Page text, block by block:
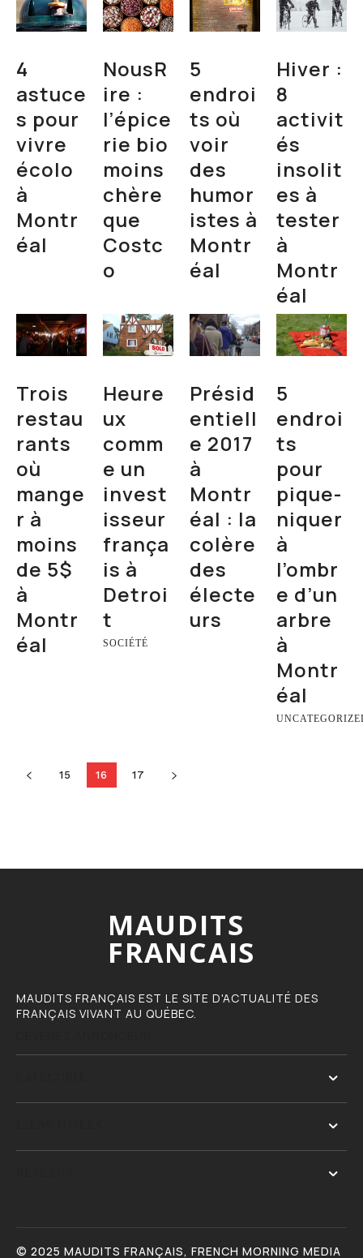
4
astuce
s pour
vivre
écolo
à
Montr
éal
NousR
ire :
l’épice
rie bio
moins
chère
que
Costc
o
5
endroi
ts où
voir
des
humor
istes à
Montr
éal
Hiver :
8
activit
és
insolit
es à
tester
à
Montr
éal
Trois
restau
rants
où
mange
r à
moins
de 5$
à
Montr
éal
Heure
ux
comm
e un
invest
isseur
frança
is à
Detroi
t
SOCIÉTÉ
Présid
entiell
e 2017
à
Montr
éal : la
colère
des
électe
urs
5
endroi
ts
pour
pique-
niquer
à
l’ombr
e d’un
arbre
à
Montr
éal
15 16 17
MAUDITS
FRANCAIS
MAUDITS FRANÇAIS EST LE SITE D'ACTUALITÉ DES
FRANÇAIS VIVANT AU QUÉBEC.
© 2025 MAUDITS FRANÇAIS, FRENCH MORNING MEDIA